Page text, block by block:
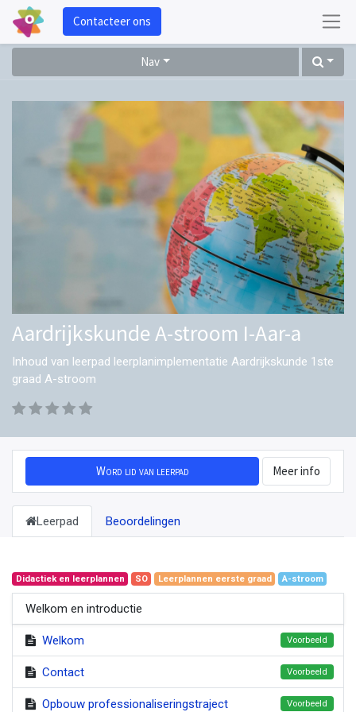
Contacteer ons
Nav
Aardrijkskunde A-stroom I-Aar-a
Inhoud van leerpad leerplanimplementatie Aardrijkskunde 1ste
graad A-stroom
Word lid van leerpad Meer info
Leerpad Beoordelingen
Didactiek en leerplannen SO Leerplannen eerste graad A-stroom
Welkom en introductie
Welkom Voorbeeld
Contact Voorbeeld
Opbouw professionaliseringstraject Voorbeeld